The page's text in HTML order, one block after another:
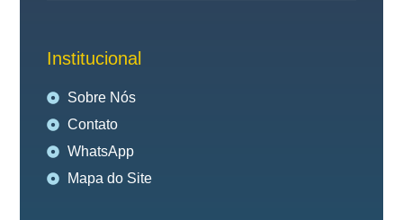
Institucional
Sobre Nós
Contato
WhatsApp
Mapa do Site